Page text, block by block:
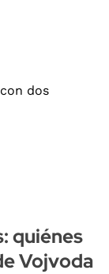
quiénes
Vojvoda